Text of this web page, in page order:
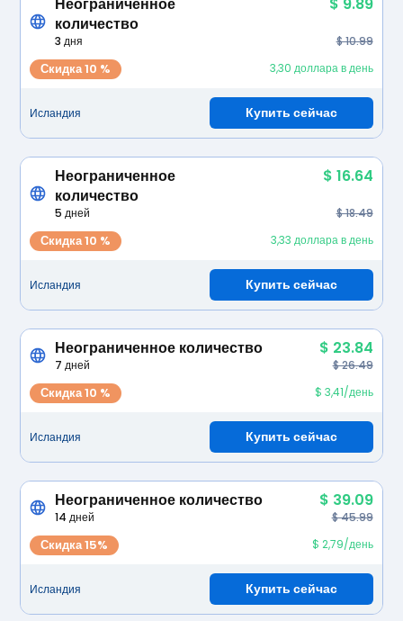
Неограниченное
количество
$ 9.89
3 дня $ 10.99
Скидка 10 % 3,30 доллара в день
Исландия Купить сейчас
Неограниченное
количество
$ 16.64
5 дней $ 18.49
Скидка 10 % 3,33 доллара в день
Исландия Купить сейчас
Неограниченное количество $ 23.84
7 дней $ 26.49
Скидка 10 % $ 3,41/день
Исландия Купить сейчас
Неограниченное количество $ 39.09
14 дней $ 45.99
Скидка 15% $ 2,79/день
Исландия Купить сейчас